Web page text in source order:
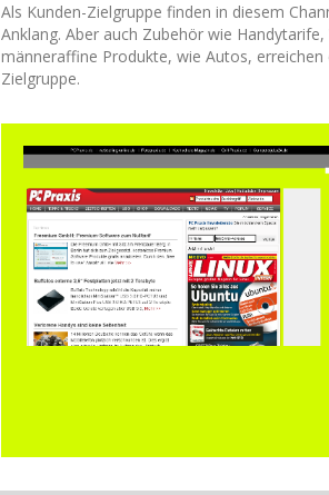
Als Kunden-Zielgruppe finden in diesem
Anklang. Aber auch Zubehör wie
männeraffine Produkte, wie Autos,
Zielgruppe.